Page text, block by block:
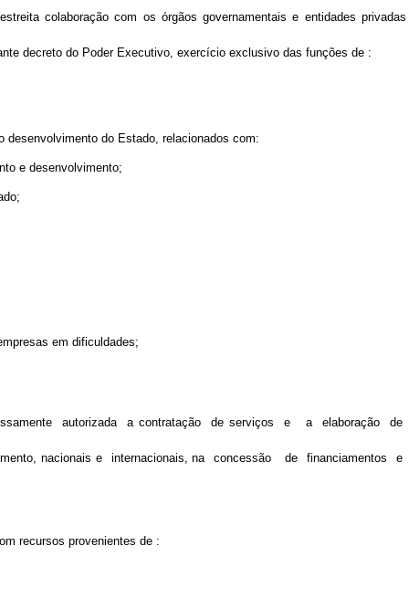
colaboração com os órgãos governamentais e entidades privadas
decreto do Poder Executivo, exercício exclusivo das funções de :
do Estado, relacionados com:
e desenvolvimento;
em dificuldades;
autorizada a contratação de serviços e a elaboração de
nacionais e internacionais, na concessão de financiamentos e
recursos provenientes de :